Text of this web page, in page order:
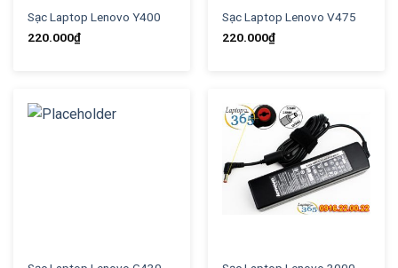
Sạc Laptop Lenovo Y400
220.000₫
Sạc Laptop Lenovo V475
220.000₫